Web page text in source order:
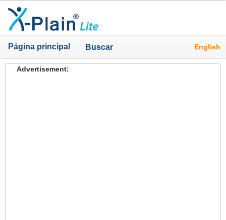
Página principal Buscar English
Advertisement: